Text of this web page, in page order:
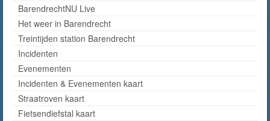
BarendrechtNU Live
Het weer in Barendrecht
Treintijden station Barendrecht
Incidenten
Evenementen
Incidenten & Evenementen kaart
Straatroven kaart
Fietsendiefstal kaart